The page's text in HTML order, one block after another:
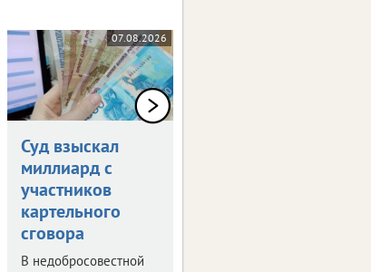
07.08.2026
Суд взыскал
миллиард с
участников
картельного
сговора
В недобросовестной